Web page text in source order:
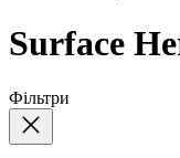
Surface
Фільтри